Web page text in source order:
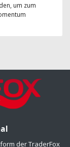
um zum
der TraderFox